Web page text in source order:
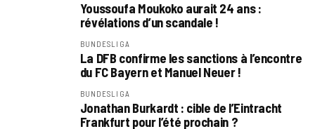
Youssoufa Moukoko aurait 24 ans :
révélations d’un scandale !
BUNDESLIGA
La DFB confirme les sanctions à l’encontre
du FC Bayern et Manuel Neuer !
BUNDESLIGA
Jonathan Burkardt : cible de l’Eintracht
Frankfurt pour l’été prochain ?